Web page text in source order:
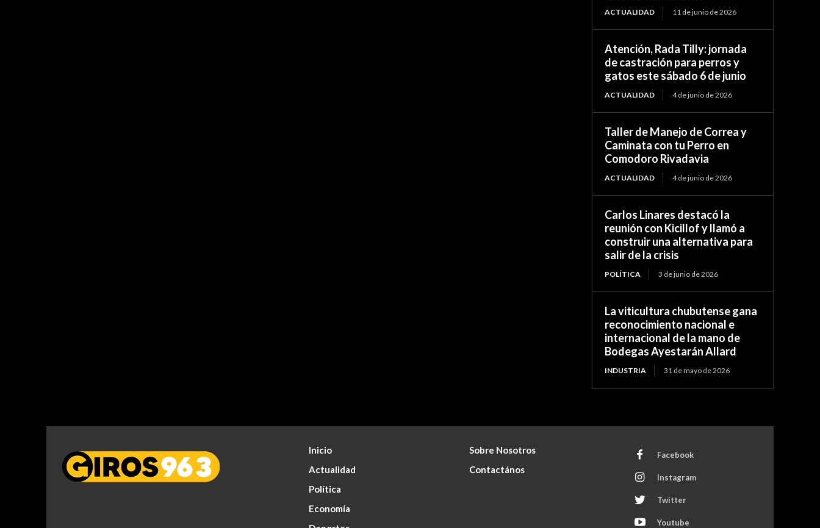
ACTUALIDAD 11 de junio de 2026
Atención, Rada Tilly: jornada
de castración para perros y
gatos este sábado 6 de junio
ACTUALIDAD 4 de junio de 2026
Taller de Manejo de Correa y
Caminata con tu Perro en
Comodoro Rivadavia
ACTUALIDAD 4 de junio de 2026
Carlos Linares destacó la
reunión con Kicillof y llamó a
construir una alternativa para
salir de la crisis
POLÍTICA 3 de junio de 2026
La viticultura chubutense gana
reconocimiento nacional e
internacional de la mano de
Bodegas Ayestarán Allard
INDUSTRIA 31 de mayo de 2026
Inicio
Actualidad
Política
Economía
Sobre Nosotros
Contactános
Facebook
Instagram
Twitter
Youtube